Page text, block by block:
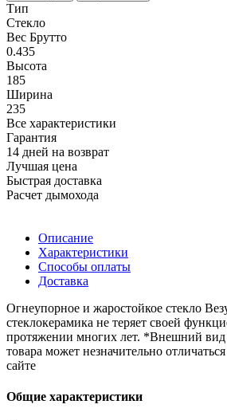
Тип
Стекло
Вес Брутто
0.435
Высота
185
Ширина
235
Все характеристики
Гарантия
14 дней на возврат
Лучшая цена
Быстрая доставка
Расчет дымохода
Описание
Характеристики
Способы оплаты
Доставка
Огнеупорное и жаростойкое стекло
стеклокерамика не теряет своей
протяжении многих лет. *Внешний вид
товара может незначительно
сайте
Общие характеристики